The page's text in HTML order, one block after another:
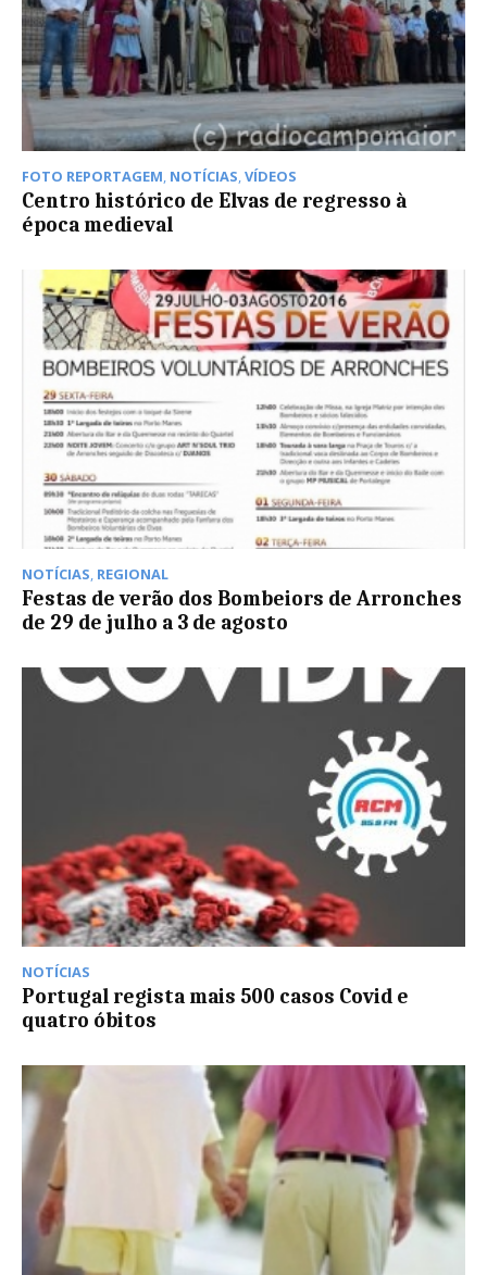
FOTO REPORTAGEM, NOTÍCIAS,VÍDEOS
Centro histórico de Elvas de regresso à
época medieval
NOTÍCIAS, REGIONAL
Festas de verão dos Bombeiors de Arronches
de 29 de julho a 3 de agosto
NOTÍCIAS
Portugal regista mais 500 casos Covid e
quatro óbitos